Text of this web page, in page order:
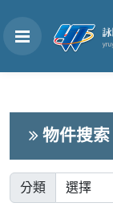
物件搜索
分類